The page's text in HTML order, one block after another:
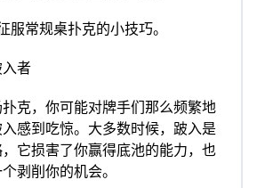
服常规桌扑克的小技巧。
者
克，你可能对牌手们那么频繁地
感到吃惊。大多数时候，跛入是
它损害了你赢得底池的能力，也
剥削你的机会。